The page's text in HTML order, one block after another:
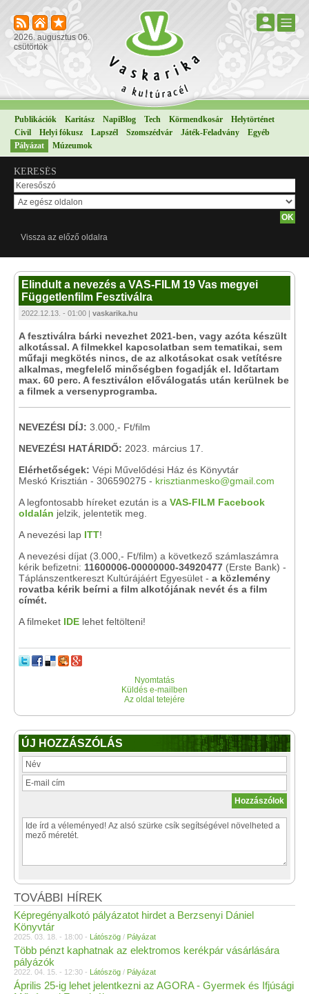
2026. augusztus 06.
csütörtök
Publikációk Karitász NapiBlog Tech Körmendkosár
Helytörténet
Civil
Helyi fókusz Lapszél Szomszédvár Játék-Feladvány
Egyéb
Pályázat
Múzeumok
KERESÉS
Vissza az előző oldalra
Elindult a nevezés a VAS-FILM 19 Vas megyei
Függetlenfilm Fesztiválra
2022.12.13. - 01:00 | vaskarika.hu
A fesztiválra bárki nevezhet 2021-ben, vagy azóta készült
alkotással. A filmekkel kapcsolatban sem tematikai, sem
műfaji megkötés nincs, de az alkotásokat csak vetítésre
alkalmas, megfelelő minőségben fogadják el. Időtartam
max. 60 perc. A fesztiválon előválogatás után kerülnek be
a filmek a versenyprogramba.
NEVEZÉSI DÍJ: 3.000,- Ft/film
NEVEZÉSI HATÁRIDŐ: 2023. március 17.
Elérhetőségek: Vépi Művelődési Ház és Könyvtár
Meskó Krisztián - 306590275 - krisztianmesko@gmail.com
A legfontosabb híreket ezután is a VAS-FILM Facebook
oldalán jelzik, jelentetik meg.
A nevezési lap ITT!
A nevezési díjat (3.000,- Ft/film) a következő számlaszámra
kérik befizetni: 11600006-00000000-34920477 (Erste Bank) -
Táplánszentkereszt Kultúrájáért Egyesület - a közlemény
rovatba kérik beírni a film alkotójának nevét és a film
címét.
A filmeket IDE lehet feltölteni!
Nyomtatás
Küldés e-mailben
Az oldal tetejére
ÚJ HOZZÁSZÓLÁS
TOVÁBBI HÍREK
Képregényalkotó pályázatot hirdet a Berzsenyi Dániel
Könyvtár
2025. 03. 18. - 18:00 - Látószög / Pályázat
Több pénzt kaphatnak az elektromos kerékpár vásárlására
pályázók
2022. 04. 15. - 12:30 - Látószög / Pályázat
Április 25-ig lehet jelentkezni az AGORA - Gyermek és Ifjúsági